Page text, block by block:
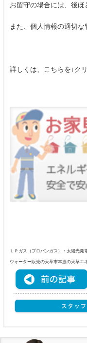
お留守の場合には、後ほ
また、個人情報の適切な
詳しくは、こちらを↓ク
ＬＰガス（プロパンガス）・太陽光発
ウォーター販売の天草市本渡の天草エ